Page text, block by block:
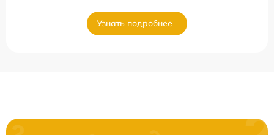
Узнать подробнее